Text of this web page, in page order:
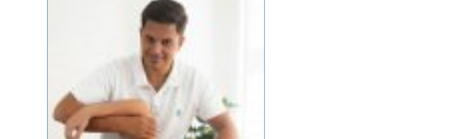
ämnen som stimulerar
blodcirkulationen och